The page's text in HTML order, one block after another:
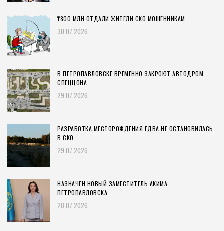
₸800 МЛН ОТДАЛИ ЖИТЕЛИ СКО МОШЕННИКАМ
30.07.2026
В ПЕТРОПАВЛОВСКЕ ВРЕМЕННО ЗАКРОЮТ АВТОДРОМ
СПЕЦЦОНА
29.07.2026
РАЗРАБОТКА МЕСТОРОЖДЕНИЯ ЕДВА НЕ ОСТАНОВИЛАСЬ
В СКО
29.07.2026
НАЗНАЧЕН НОВЫЙ ЗАМЕСТИТЕЛЬ АКИМА
ПЕТРОПАВЛОВСКА
28.07.2026